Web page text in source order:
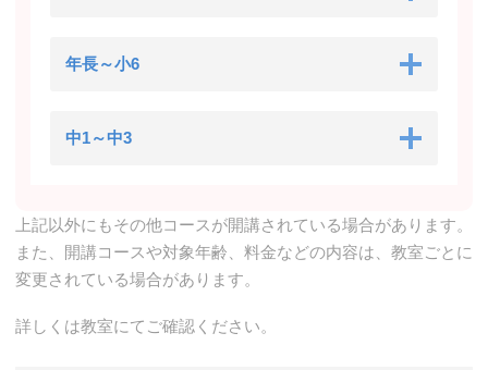
学研赤羽北2丁目教室
学研赤羽台3丁目教室
学研赤羽3丁目教室
北区赤羽3丁目21-6
年長～小6
中1～中3
上記以外にもその他コースが開講されている場合があります。
また、開講コースや対象年齢、料金などの内容は、教室ごとに
変更されている場合があります。
詳しくは教室にてご確認ください。